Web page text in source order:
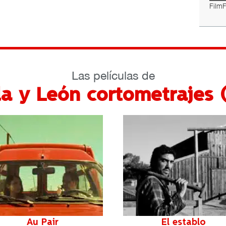
Las películas de
y León cortometrajes
Héroes en el Congo Juan Carlos